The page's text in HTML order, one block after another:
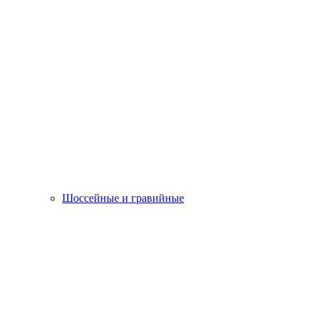
Шоссейные и гравийные